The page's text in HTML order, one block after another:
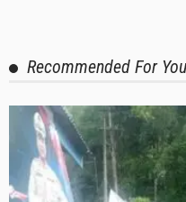
Recommended For You